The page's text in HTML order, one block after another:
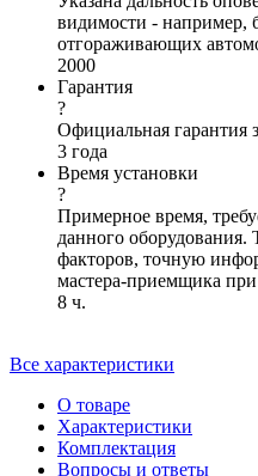
видимости - например,
отгораживающих
2000
Гарантия
?
Официальная гарантия
3 года
Время установки
?
Примерное время,
данного оборудования.
факторов, точную
мастера-приемщика при
8 ч.
Все характеристики
О товаре
Характеристики
Комплектация
Вопросы и ответы